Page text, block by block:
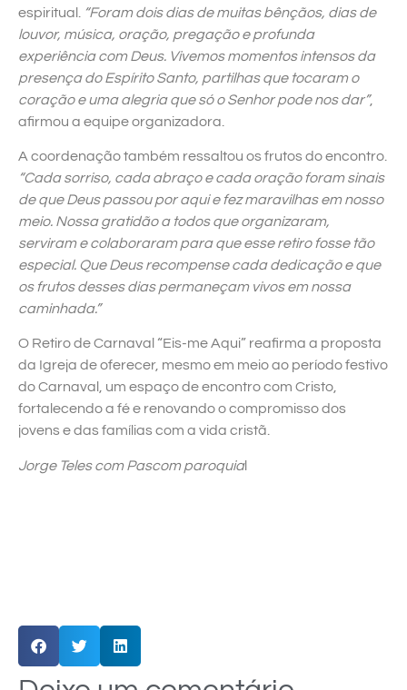
espiritual. “Foram dois dias de muitas bênçãos, dias de
louvor, música, oração, pregação e profunda
experiência com Deus. Vivemos momentos intensos da
presença do Espírito Santo, partilhas que tocaram o
coração e uma alegria que só o Senhor pode nos dar”,
afirmou a equipe organizadora.
A coordenação também ressaltou os frutos do encontro.
“Cada sorriso, cada abraço e cada oração foram sinais
de que Deus passou por aqui e fez maravilhas em nosso
meio. Nossa gratidão a todos que organizaram,
serviram e colaboraram para que esse retiro fosse tão
especial. Que Deus recompense cada dedicação e que
os frutos desses dias permaneçam vivos em nossa
caminhada.”
O Retiro de Carnaval “Eis-me Aqui” reafirma a proposta
da Igreja de oferecer, mesmo em meio ao período festivo
do Carnaval, um espaço de encontro com Cristo,
fortalecendo a fé e renovando o compromisso dos
jovens e das famílias com a vida cristã.
Jorge Teles com Pascom paroquial